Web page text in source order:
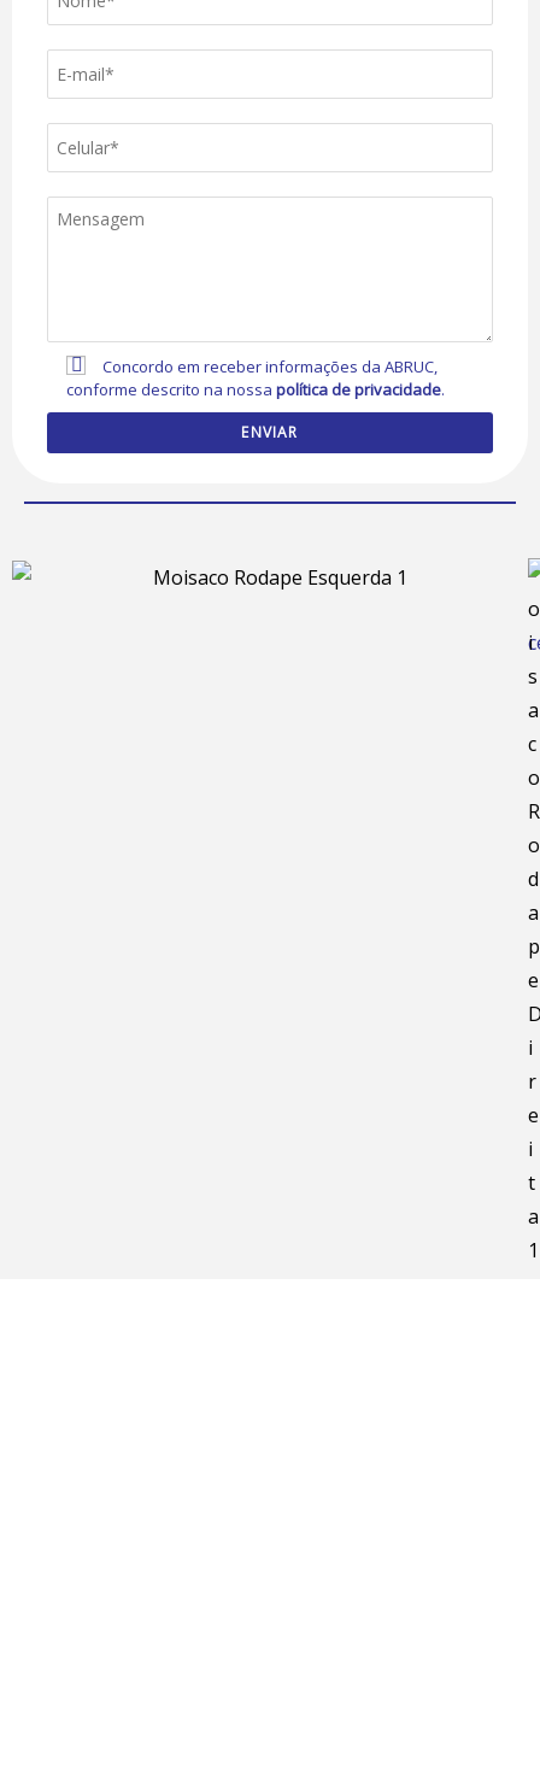
Concordo em receber informações da ABRUC,
conforme descrito na nossapolítica de privacidade.